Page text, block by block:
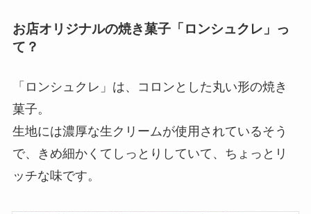
お店オリジナルの焼き菓子「ロンシュクレ」っ
て？
「ロンシュクレ」は、コロンとした丸い形の焼き
菓子。
生地には濃厚な生クリームが使用されているそう
で、きめ細かくてしっとりしていて、ちょっとリ
ッチな味です。